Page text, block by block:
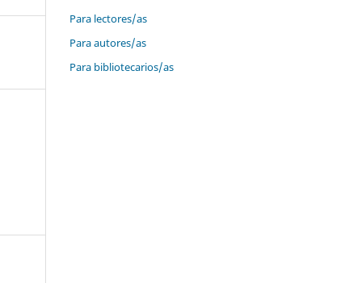
Para lectores/as
Para autores/as
Para bibliotecarios/as